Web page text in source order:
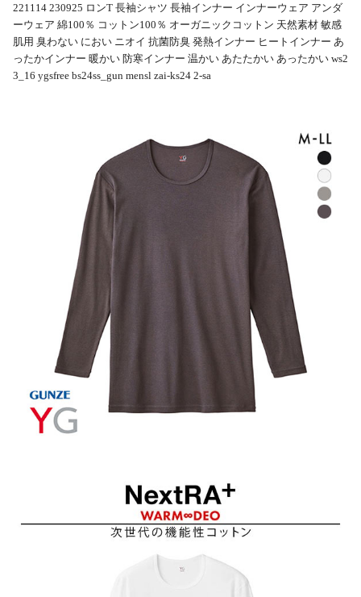
221114 230925 ロンT 長袖シャツ 長袖インナー インナーウェア アンダ
ーウェア 綿100％ コットン100％ オーガニックコットン 天然素材 敏感
肌用 臭わない におい ニオイ 抗菌防臭 発熱インナー ヒートインナー あ
ったかインナー 暖かい 防寒インナー 温かい あたたかい あったかい ws2
3_16 ygsfree bs24ss_gun mensl zai-ks24 2-sa